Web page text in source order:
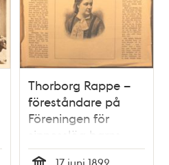
Thorborg Rappe –
föreståndare på
Föreningen för
sinnesslöa barns
vårds skola